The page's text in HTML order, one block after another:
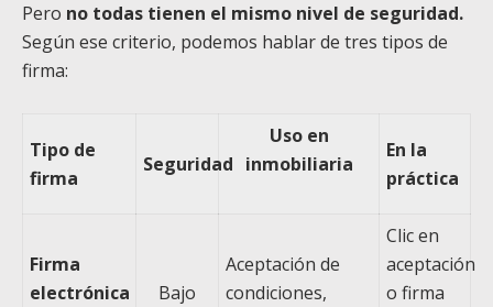
Pero no todas tienen el mismo nivel de seguridad.
Según ese criterio, podemos hablar de tres tipos de
firma:
Tipo de
firma
Seguridad
Uso en
inmobiliaria
En la
práctica
Firma
electrónica
Bajo
Aceptación de
condiciones,
Clic en
aceptación
o firma